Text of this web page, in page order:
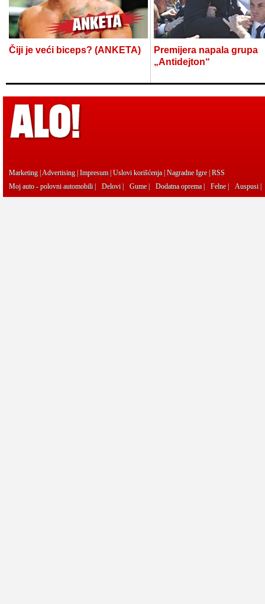
Čiji je veći biceps? (ANKETA)
Premijera napala grupa
„Antidejton“
Marketing|Advertising|Impresum|Uslovi korišćenja|Nagradne Igre|RSS
Moj auto - polovni automobili
Delovi Gume| Dodatna oprema| Felne| Auspusi